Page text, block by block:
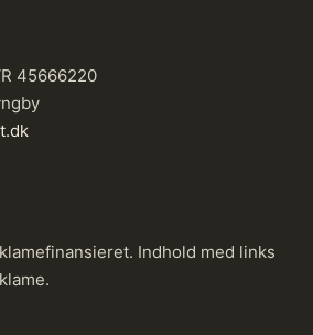
45666220
Indhold med links